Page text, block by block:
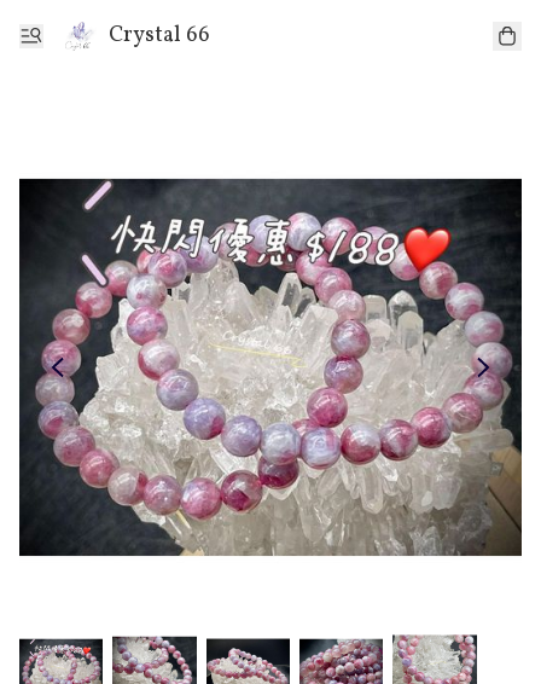
Crystal 66